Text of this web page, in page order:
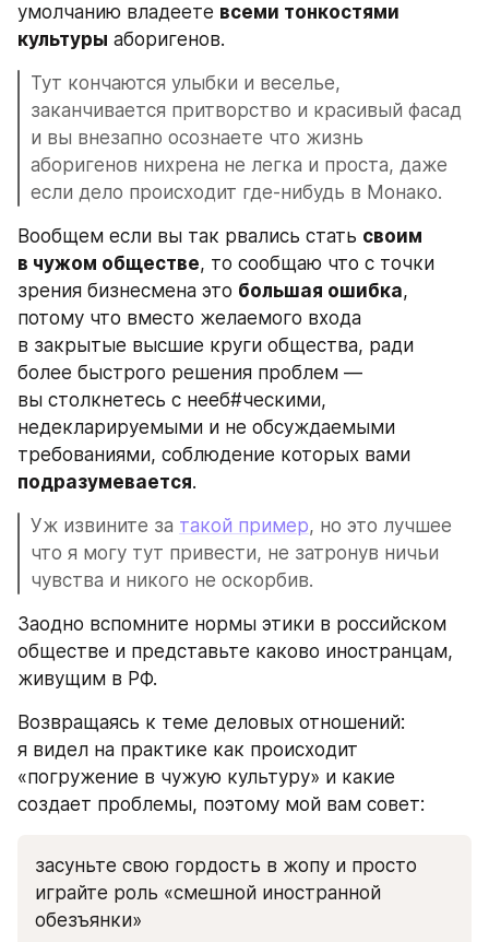
умолчанию владеете всеми тонкостями
культуры аборигенов.
Тут кончаются улыбки и веселье,
заканчивается притворство и красивый фасад
и вы внезапно осознаете что жизнь
аборигенов нихрена не легка и проста, даже
если дело происходит где-нибудь в Монако.
Вообщем если вы так рвались стать своим
в чужом обществе, то сообщаю что с точки
зрения бизнесмена это большая ошибка,
потому что вместо желаемого входа
в закрытые высшие круги общества, ради
более быстрого решения проблем —
вы столкнетесь c нееб#ческими,
недекларируемыми и не обсуждаемыми
подразумевается.
Уж извините за такой пример, но это лучшее
что я могу тут привести, не затронув ничьи
чувства и никого не оскорбив.
Заодно вспомните нормы этики в российском
обществе и представьте каково иностранцам,
живущим в РФ.
Возвращаясь к теме деловых отношений:
я видел на практике как происходит
«погружение в чужую культуру» и какие
создает проблемы, поэтому мой вам совет:
засуньте свою гордость в жопу и просто
играйте роль «смешной иностранной
обезъянки»